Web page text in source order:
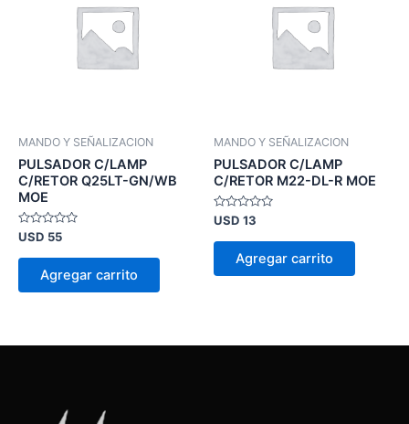
MANDO Y SEÑALIZACION
PULSADOR C/LAMP
C/RETOR Q25LT-GN/WB
MOE
Valorado
en
0
USD 55
Agregar carrito
MANDO Y SEÑALIZACION
PULSADOR C/LAMP
C/RETOR M22-DL-R MOE
Valorado
en
0
USD 13
Agregar carrito